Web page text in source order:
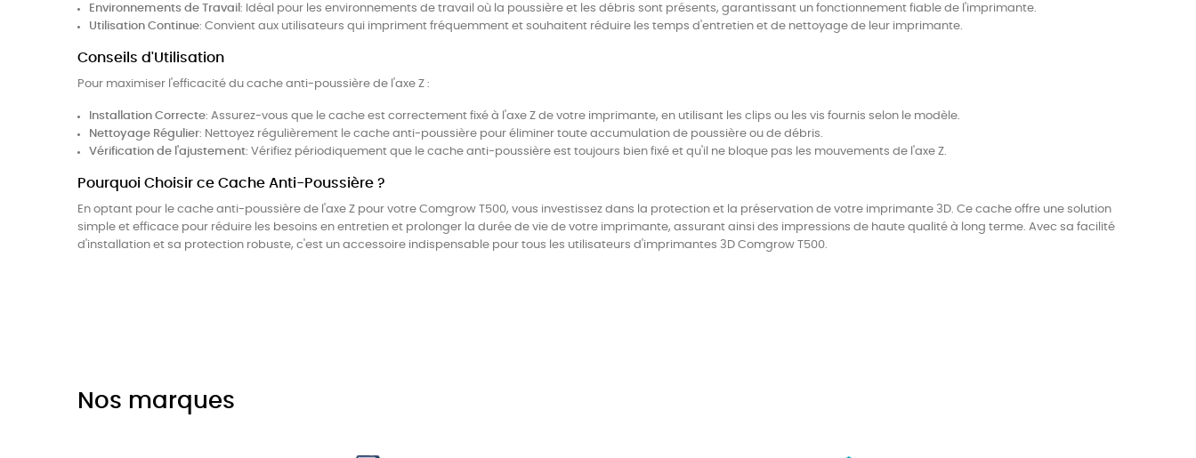
Environnements de Travail : Idéal pour les environnements de travail où la poussière et les débris sont présents, garantissant un fonctionnement fiable de l'imprimante.
Utilisation Continue: Convient aux utilisateurs qui impriment fréquemment et souhaitent réduire les temps d'entretien et de nettoyage de leur imprimante.
Conseils d'Utilisation
Pour maximiser l'efficacité du cache anti-poussière de l'axe Z :
Installation Correcte: Assurez-vous que le cache est correctement fixé à l'axe Z de votre imprimante, en utilisant les clips ou les vis fournis selon le modèle.
Nettoyage Régulier: Nettoyez régulièrement le cache anti-poussière pour éliminer toute accumulation de poussière ou de débris.
Vérification de l'ajustement: Vérifiez périodiquement que le cache anti-poussière est toujours bien fixé et qu'il ne bloque pas les mouvements de l'axe Z.
Pourquoi Choisir ce Cache Anti-Poussière ?
En optant pour le cache anti-poussière de l'axe Z pour votre Comgrow T500, vous investissez dans la protection et la préservation de votre imprimante 3D. Ce cache offre une solution
simple et efficace pour réduire les besoins en entretien et prolonger la durée de vie de votre imprimante, assurant ainsi des impressions de haute qualité à long terme. Avec sa facilité
d'installation et sa protection robuste, c'est un accessoire indispensable pour tous les utilisateurs d'imprimantes 3D Comgrow T500.
Nos marques